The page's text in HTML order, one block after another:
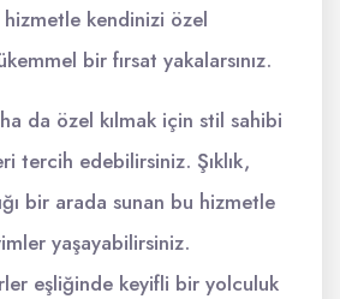
hizmetle kendinizi özel
bir fırsat yakalarsınız.
da özel kılmak için stil sahibi
tercih edebilirsiniz. Şıklık,
bir arada sunan bu hizmetle
yaşayabilirsiniz.
eşliğinde keyifli bir yolculuk